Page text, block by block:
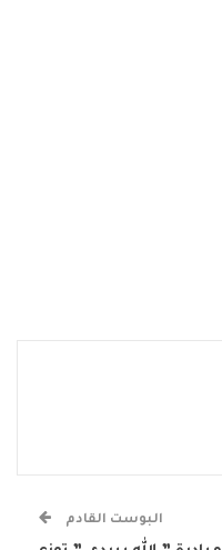
البوست القادم